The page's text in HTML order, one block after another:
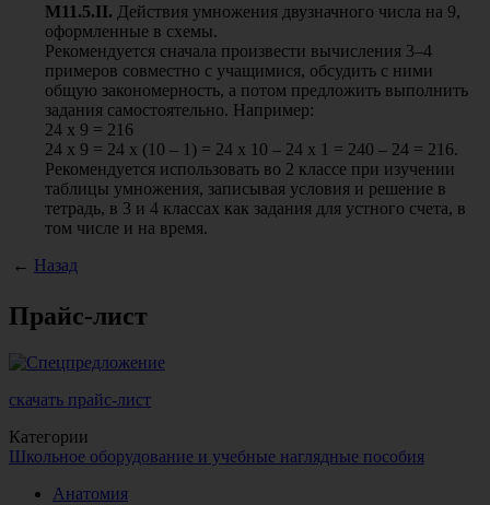
М11.5.II. Действия умножения двузначного числа на 9,
оформленные в схемы.
Рекомендуется сначала произвести вычисления 3–4
примеров совместно с учащимися, обсудить с ними
общую закономерность, а потом предложить выполнить
задания самостоятельно. Например:
24 х 9 = 216
24 х 9 = 24 х (10 – 1) = 24 х 10 – 24 х 1 = 240 – 24 = 216.
Рекомендуется использовать во 2 классе при изучении
таблицы умножения, записывая условия и решение в
тетрадь, в 3 и 4 классах как задания для устного счета, в
том числе и на время.
← Назад
Прайс-лист
скачать прайс-лист
Категории
Школьное оборудование и учебные наглядные пособия
Анатомия